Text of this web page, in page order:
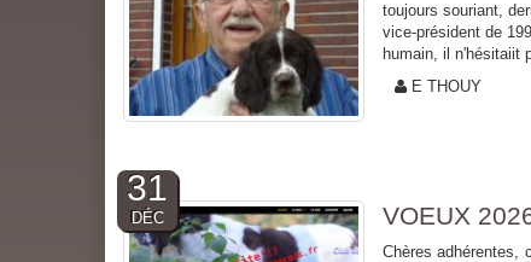
toujours souriant,
vice-président de
humain, il n'hésitaiit
E THOUY
31
DÉC VOEUX
Chères adhérentes,